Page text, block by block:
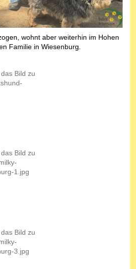
wohnt aber weiterhin im Hohen
Familie in Wiesenburg.